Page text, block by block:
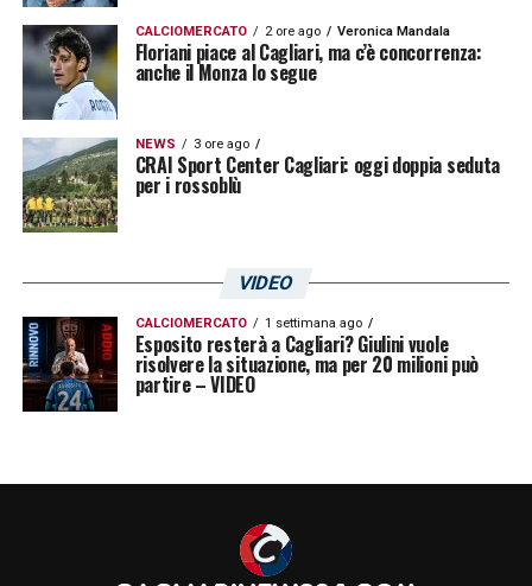
Bernardo Silva (Manchester City)
E. Martinez (Aston Villa)
Kvaratskhelia (Napoli)
Barella (Inter)
Ruben Dias (Manchester City)
Haaland (Manchester City)
Bounou (Siviglia/Al Hilal)
J. Alvarez (Manchester City)
Gundogan (Manchester City/Barcellona)
Rodri (Manchester City)
CALCIOMERCATO 2 ore ago Veronica Mandala
Floriani piace al Cagliari, ma c’è concorrenza:
anche il Monza lo segue
NEWS 3 ore ago
CRAI Sport Center Cagliari: oggi doppia seduta
per i rossoblù
VIDEO
CALCIOMERCATO 1 settimana ago
Esposito resterà a Cagliari? Giulini vuole
risolvere la situazione, ma per 20 milioni può
partire – VIDEO